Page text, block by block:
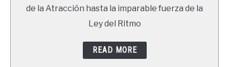
de la Atracción hasta la imparable fuerza de la
Ley del Ritmo
READ MORE